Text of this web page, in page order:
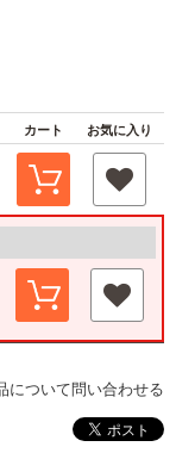
カート お気に入り
について問い合わせる